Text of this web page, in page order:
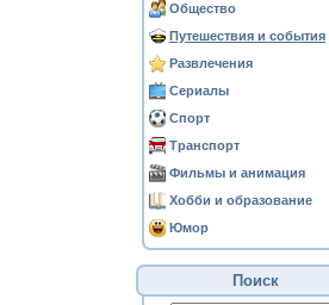
Общество
Путешествия и события
Развлечения
Сериалы
Спорт
Транспорт
Фильмы и анимация
Хобби и образование
Юмор
Поиск